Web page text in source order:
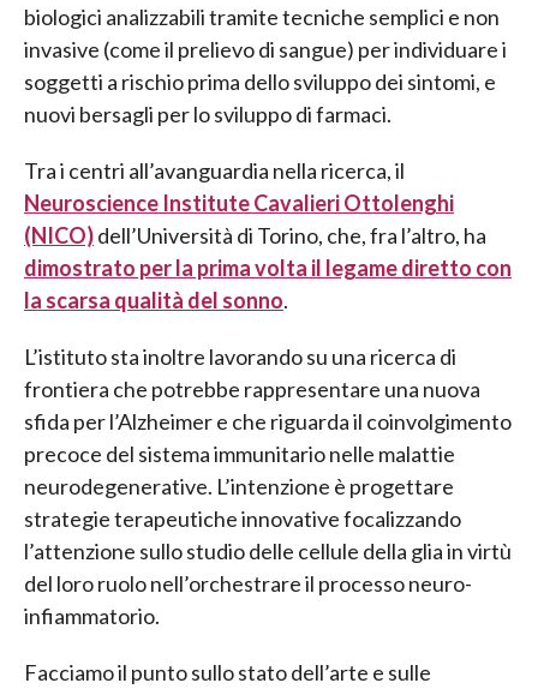
biologici analizzabili tramite tecniche semplici e non
invasive (come il prelievo di sangue) per individuare i
soggetti a rischio prima dello sviluppo dei sintomi, e
nuovi bersagli per lo sviluppo di farmaci.
Tra i centri all’avanguardia nella ricerca, il
Neuroscience Institute Cavalieri Ottolenghi
(NICO)dell’Università di Torino, che, fra l’altro, ha
dimostrato per la prima volta il legame diretto con
la scarsa qualità del sonno.
L’istituto sta inoltre lavorando su una ricerca di
frontiera che potrebbe rappresentare una nuova
sfida per l’Alzheimer e che riguarda il coinvolgimento
precoce del sistema immunitario nelle malattie
neurodegenerative. L’intenzione è progettare
strategie terapeutiche innovative focalizzando
l’attenzione sullo studio delle cellule della glia in virtù
del loro ruolo nell’orchestrare il processo neuro-
infiammatorio.
Facciamo il punto sullo stato dell’arte e sulle